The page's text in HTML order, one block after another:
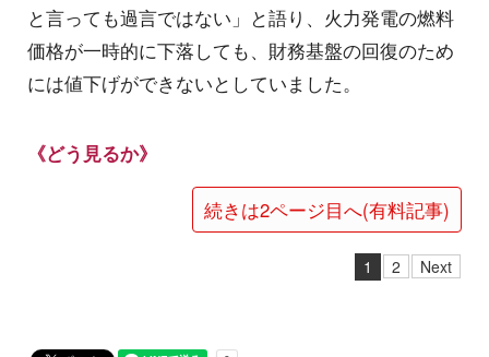
と言っても過言ではない」と語り、火力発電の燃料
価格が一時的に下落しても、財務基盤の回復のため
には値下げができないとしていました。
《どう見るか》
続きは2ページ目へ(有料記事)
1 2 Next